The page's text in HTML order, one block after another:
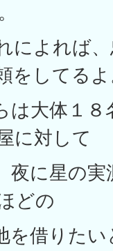
よれば、
をしてる
名で
に対して
測を
どの
と述